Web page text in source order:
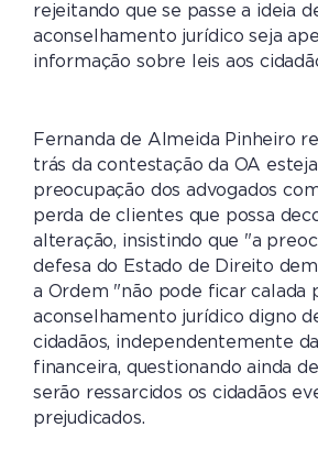
rejeitando que se passe a ideia
aconselhamento jurídico seja
informação sobre leis aos
Fernanda de Almeida Pinheiro
trás da contestação da OA
preocupação dos advogados
perda de clientes que possa
alteração, insistindo que "a
defesa do Estado de Direito
a Ordem "não pode ficar calada
aconselhamento jurídico digno
cidadãos, independentemente
financeira, questionando ainda
serão ressarcidos os cidadãos
prejudicados.